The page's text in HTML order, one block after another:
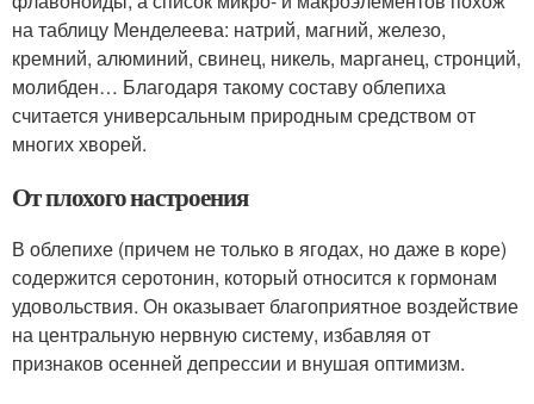
на таблицу Менделеева: натрий, магний, железо,
кремний, алюминий, свинец, никель, марганец, стронций,
молибден… Благодаря такому составу облепиха
считается универсальным природным средством от
многих хворей.
От плохого настроения
В облепихе (причем не только в ягодах, но даже в коре)
содержится серотонин, который относится к гормонам
удовольствия. Он оказывает благоприятное воздействие
на центральную нервную систему, избавляя от
признаков осенней депрессии и внушая оптимизм.